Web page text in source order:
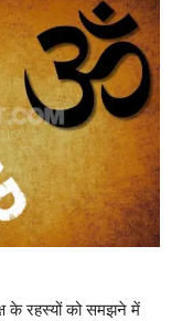
के रहस्यों को समझने में